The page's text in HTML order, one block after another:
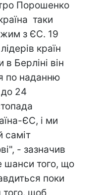
Порошенко
таки
з ЄС. 19
країн
Берліні він
по наданню
до 24
ЄС, і ми
саміт
- зазначив
шанси того, що
поки